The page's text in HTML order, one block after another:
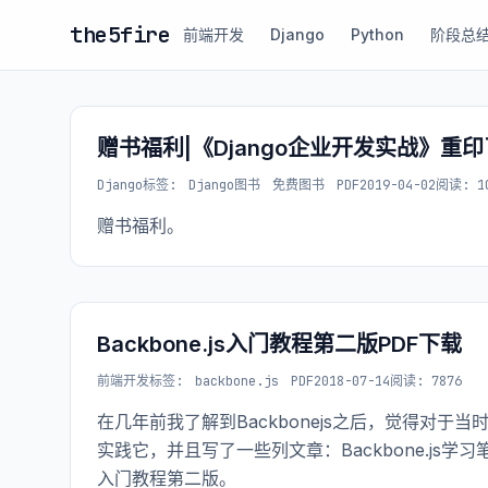
the5fire 前端开发 Django Python 阶段总
赠书福利|《Django企业开发实战》重
Django标签: Django图书 免费图书 PDF2019-04-02阅读:
赠书福利。
Backbone.js入门教程第二版PDF下载
前端开发标签: backbone.js PDF2018-07-14阅读: 7876
在几年前我了解到Backbonejs之后，觉得对于当
实践它，并且写了一些列文章：Backbone.js学
入门教程第二版。